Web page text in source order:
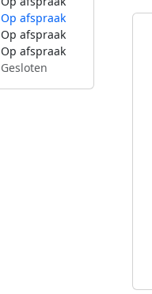
Op afspraak
Op afspraak
Op afspraak
Gesloten